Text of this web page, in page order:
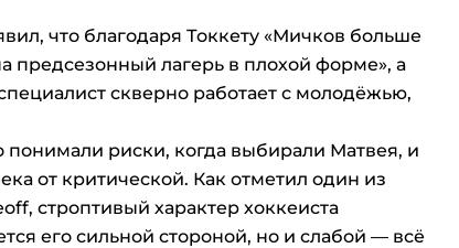
что благодаря Токкету «Мичков больше
предсезонный лагерь в плохой форме», а
скверно работает с молодёжью,
понимали риски, когда выбирали Матвея, и
от критической. Как отметил один из
строптивый характер хоккеиста
его сильной стороной, но и слабой — всё